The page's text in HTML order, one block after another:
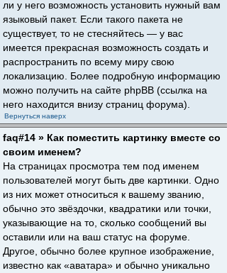
ли у него возможность установить нужный вам
языковый пакет. Если такого пакета не
существует, то не стесняйтесь — у вас
имеется прекрасная возможность создать и
распространить по всему миру свою
локализацию. Более подробную информацию
можно получить на сайте phpBB (ссылка на
него находится внизу страниц форума).
Вернуться наверх
faq#14 » Как поместить картинку вместе со
своим именем?
На страницах просмотра тем под именем
пользователей могут быть две картинки. Одно
из них может относиться к вашему званию,
обычно это звёздочки, квадратики или точки,
указывающие на то, сколько сообщений вы
оставили или на ваш статус на форуме.
Другое, обычно более крупное изображение,
известно как «аватара» и обычно уникально